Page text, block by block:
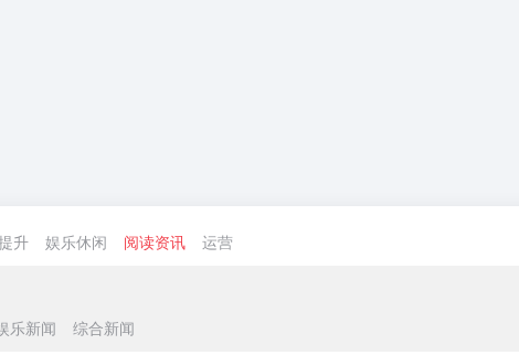
升 娱乐休闲 阅读资讯 运营
乐新闻 综合新闻